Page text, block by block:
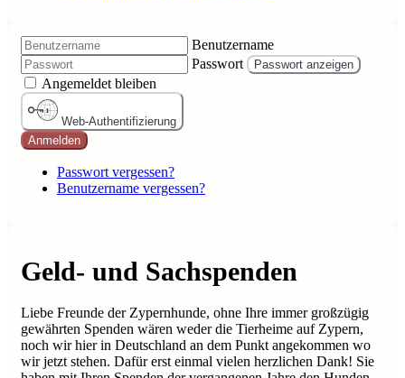
Benutzername
Passwort
Passwort anzeigen
Angemeldet bleiben
Web-Authentifizierung
Anmelden
Passwort vergessen?
Benutzername vergessen?
Geld- und Sachspenden
Liebe Freunde der Zypernhunde, ohne Ihre immer großzügig
gewährten Spenden wären weder die Tierheime auf Zypern,
noch wir hier in Deutschland an dem Punkt angekommen wo
wir jetzt stehen. Dafür erst einmal vielen herzlichen Dank! Sie